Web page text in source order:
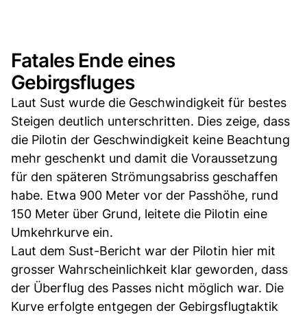
Fatales Ende eines
Gebirgsfluges
Laut Sust wurde die Geschwindigkeit für bestes
Steigen deutlich unterschritten. Dies zeige, dass
die Pilotin der Geschwindigkeit keine Beachtung
mehr geschenkt und damit die Voraussetzung
für den späteren Strömungsabriss geschaffen
habe. Etwa 900 Meter vor der Passhöhe, rund
150 Meter über Grund, leitete die Pilotin eine
Umkehrkurve ein.
Laut dem Sust-Bericht war der Pilotin hier mit
grosser Wahrscheinlichkeit klar geworden, dass
der Überflug des Passes nicht möglich war. Die
Kurve erfolgte entgegen der Gebirgsflugtaktik